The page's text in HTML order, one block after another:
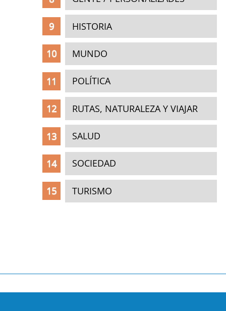
HISTORIA
MUNDO
POLÍTICA
RUTAS, NATURALEZA Y VIAJAR
SALUD
SOCIEDAD
TURISMO